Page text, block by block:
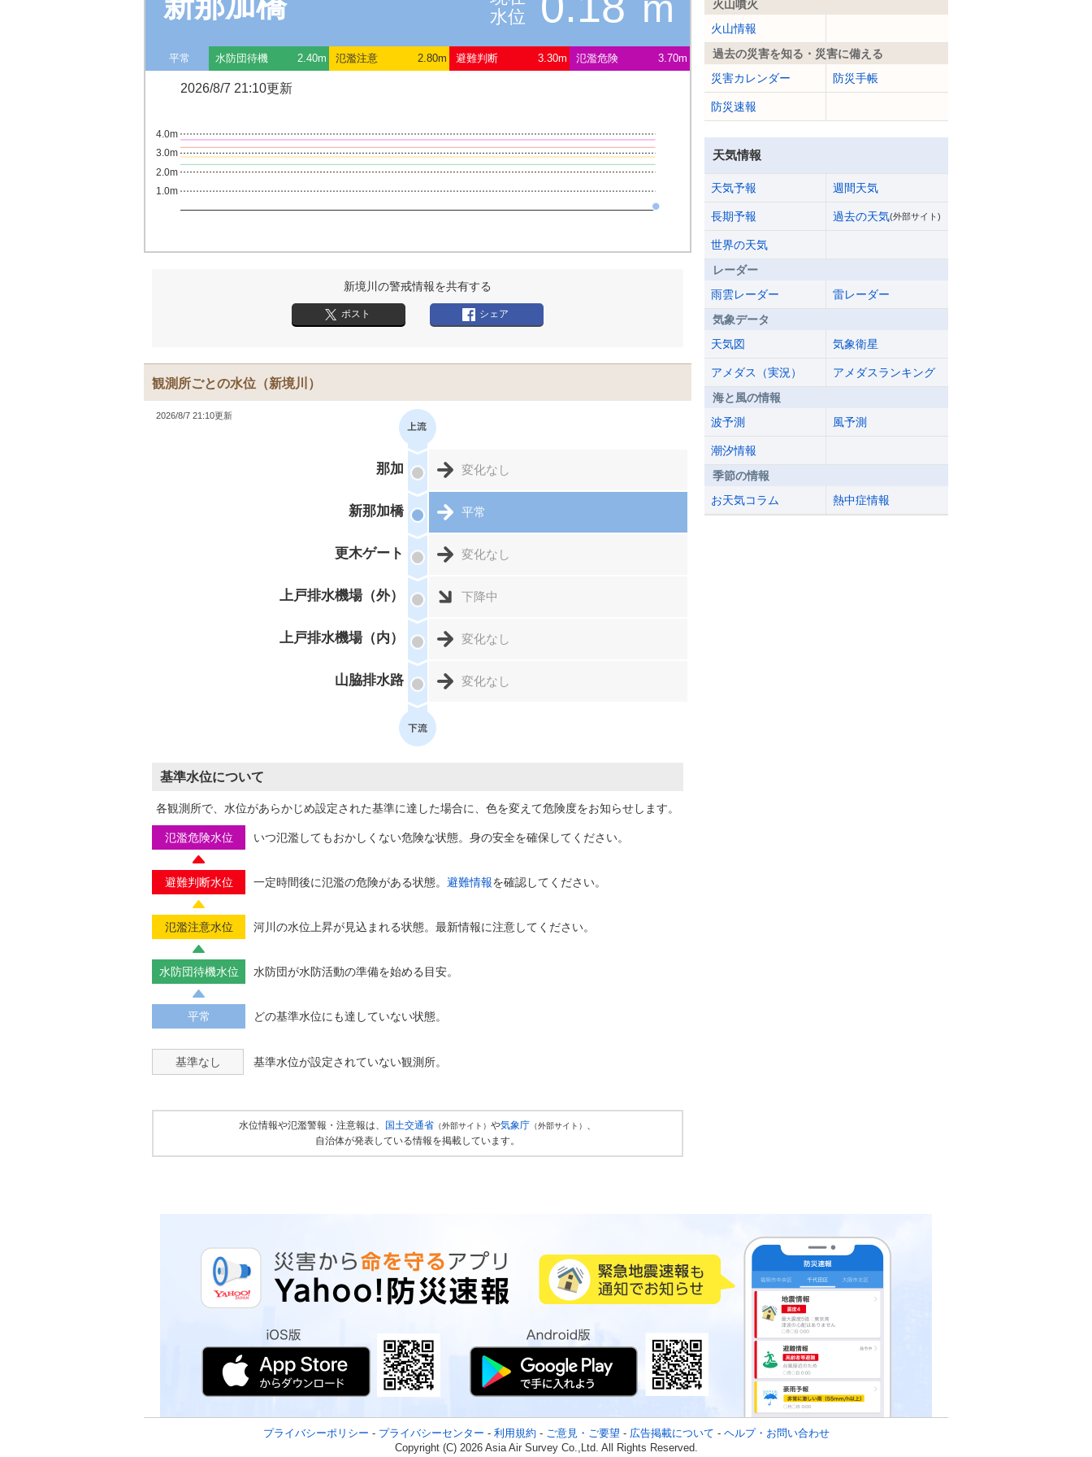
水位
平常 水防団待機 2.40m 氾濫注意 2.80m 避難判断 3.30m 氾濫危険 3.70m
2026/8/7 21:10更新
1.0m
2.0m
3.0m
4.0m
新境川の警戒情報を共有する
ポスト シェア
観測所ごとの水位 （新境川）
2026/8/7 21:10更新
那加 変化なし
新那加橋 平常
更木ゲート 変化なし
上戸排水機場（外） 下降中
上戸排水機場（内） 変化なし
山脇排水路 変化なし
基準水位について
各観測所で、水位があらかじめ設定された基準に達した場合に、色を変えて危険度をお知らせします。
氾濫危険水位 いつ氾濫してもおかしくない危険な状態。身の安全を確保してください。
避難判断水位 一定時間後に氾濫の危険がある状態。 避難情報を確認してください。
氾濫注意水位 河川の水位上昇が見込まれる状態。最新情報に注意してください。
水防団待機水位 水防団が水防活動の準備を始める目安。
平常 どの基準水位にも達していない状態。
基準なし 基準水位が設定されていない観測所。
水位情報や氾濫警報・注意報は、 国土交通省 （外部サイト） や気象庁 （外部サイト） 、
自治体が発表している情報を掲載しています。
火山噴火
火山情報
過去の災害を知る・災害に備える
災害カレンダー
防災手帳
防災速報
天気情報
天気予報 週間天気
長期予報 過去の天気(外部サイト)
世界の天気
レーダー
雨雲レーダー
雷レーダー
気象データ
天気図
気象衛星
アメダス（実況）
アメダスランキング
海と風の情報
波予測
風予測
潮汐情報
季節の情報
お天気コラム
熱中症情報
プライバシーポリシー - プライバシーセンター - 利用規約 - ご意見・ご要望 - 広告掲載について - ヘルプ・お問い合わせ
Copyright (C) 2026 Asia Air Survey Co.,Ltd. All Rights Reserved.